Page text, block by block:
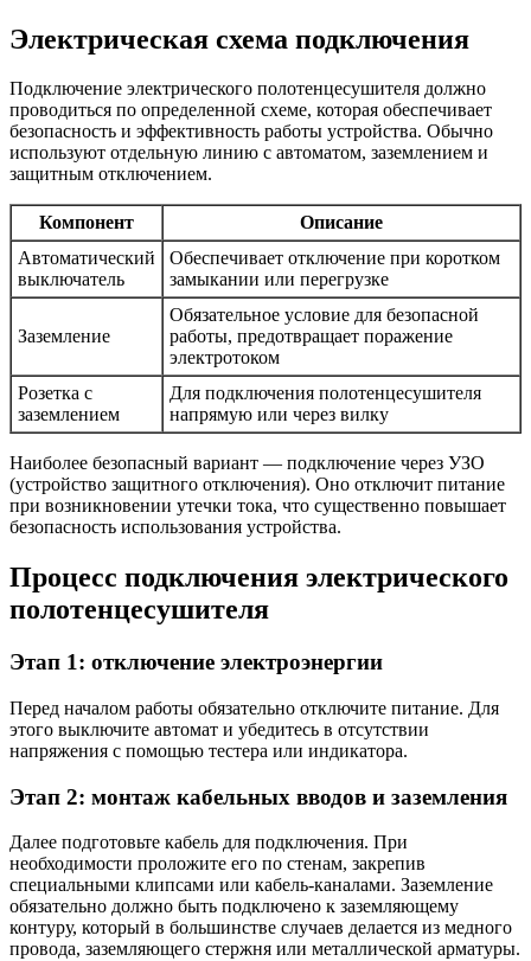
Электрическая схема подключения
Подключение электрического полотенцесушителя должно
проводиться по определенной схеме, которая обеспечивает
безопасность и эффективность работы устройства. Обычно
используют отдельную линию с автоматом, заземлением и
защитным отключением.
Компонент
Описание
Автоматический
выключатель
Обеспечивает отключение при коротком
замыкании или перегрузке
Заземление
Обязательное условие для безопасной
работы, предотвращает поражение
электротоком
Розетка с
заземлением
Для подключения полотенцесушителя
напрямую или через вилку
Наиболее безопасный вариант — подключение через УЗО
(устройство защитного отключения). Оно отключит питание
при возникновении утечки тока, что существенно повышает
безопасность использования устройства.
Процесс подключения электрического
полотенцесушителя
Этап 1: отключение электроэнергии
Перед началом работы обязательно отключите питание. Для
этого выключите автомат и убедитесь в отсутствии
напряжения с помощью тестера или индикатора.
Этап 2: монтаж кабельных вводов и заземления
Далее подготовьте кабель для подключения. При
необходимости проложите его по стенам, закрепив
специальными клипсами или кабель-каналами. Заземление
обязательно должно быть подключено к заземляющему
контуру, который в большинстве случаев делается из медного
провода, заземляющего стержня или металлической арматуры.